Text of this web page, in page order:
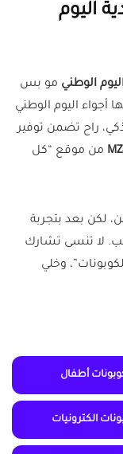
اليوم
الوطني مو بس
أجواء اليوم الوطني
راح تضمن توفير
من موقع “كل
لكن بعد بتجربة
لا تنسى تشارك
وخلي
أطفال
الكترونيات